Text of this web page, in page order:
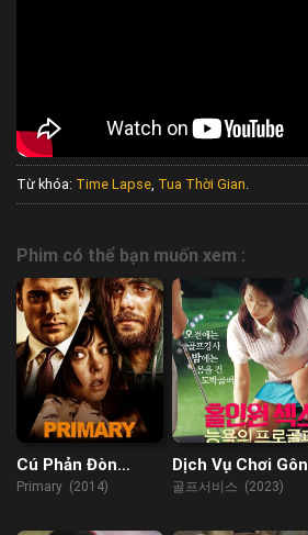
Từ khóa: Time Lapse Tua Thời Gian
Phim có thể bạn muốn xem :
Cú Phản Đòn
Ngoạn Mục
Primary (2014)
Dịch Vụ Chơi Gôn
골프서비스 (2023)